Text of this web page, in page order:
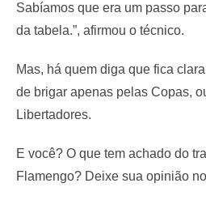
Sabíamos que era um passo
da tabela.”, afirmou o técnico.
Mas, há quem diga que fica
de brigar apenas pelas Copas,
Libertadores.
E você? O que tem achado do
Flamengo? Deixe sua opinião